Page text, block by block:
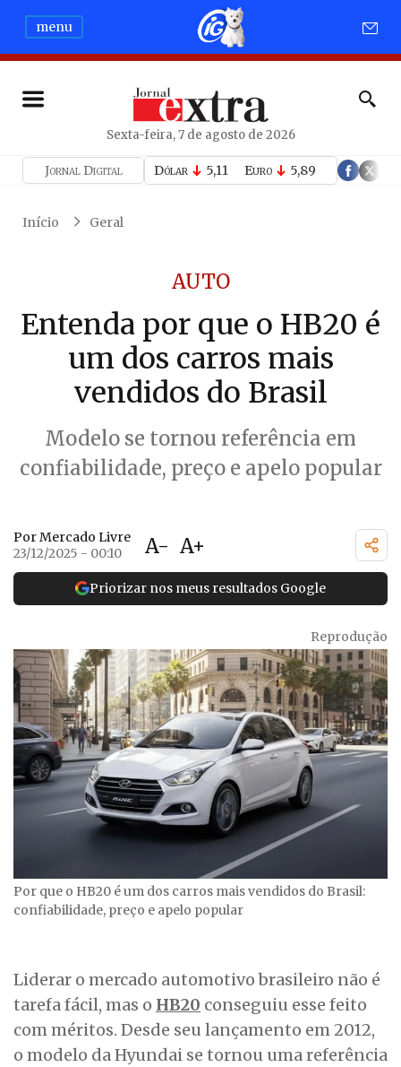
menu
Sexta-feira, 7 de agosto de 2026
Jornal Digital Dólar 5,11 Euro 5,89
Início Geral
AUTO
Entenda por que o HB20 é
um dos carros mais
vendidos do Brasil
Modelo se tornou referência em
confiabilidade, preço e apelo popular
Por Mercado Livre
23/12/2025 - 00:10
A- A+
Priorizar nos meus resultados Google
Reprodução
Por que o HB20 é um dos carros mais vendidos do Brasil:
confiabilidade, preço e apelo popular
Liderar o mercado automotivo brasileiro não é
tarefa fácil, mas o HB20 conseguiu esse feito
com méritos. Desde seu lançamento em 2012,
o modelo da Hyundai se tornou uma referência